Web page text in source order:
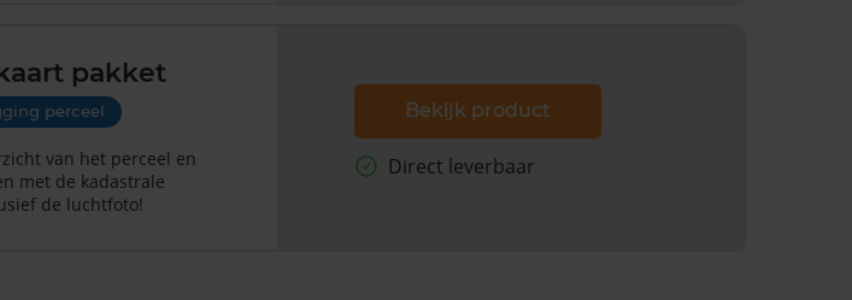
pakket
perceel
van het perceel en
met de kadastrale
de luchtfoto!
Bekijk product
Direct leverbaar